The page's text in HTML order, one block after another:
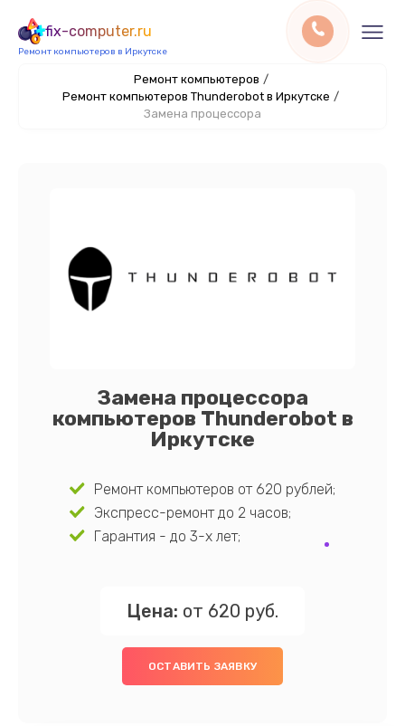
fix-computer.ru
Ремонт компьютеров в Иркутске
Ремонт компьютеров /
Ремонт компьютеров Thunderobot в Иркутске /
Замена процессора
Замена процессора
компьютеров Thunderobot в
Иркутске
Ремонт компьютеров от 620 рублей;
Экспресс-ремонт до 2 часов;
Гарантия - до 3-х лет;
Цена: от 620 руб.
ОСТАВИТЬ ЗАЯВКУ